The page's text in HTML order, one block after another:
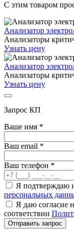
C этим товаром
Анализатор
Анализаторы
Узнать цену
Анализатор
Анализаторы
Узнать цену
Запрос КП
Ваше имя *
Ваш email *
Ваш телефон *
Я подтверждаю
персональных
Я даю согласие
соответствии
Отправить запрос